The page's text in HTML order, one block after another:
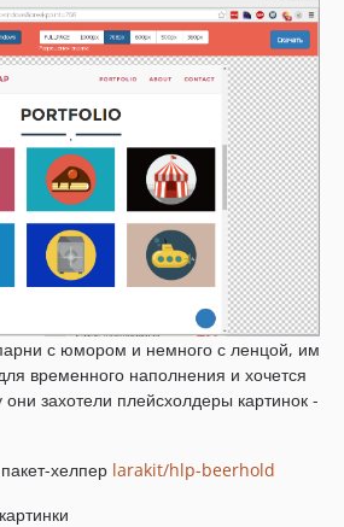
с юмором и немного с ленцой, им
временного наполнения и хочется
они захотели плейсхолдеры картинок -
хелпер larakit/hlp-beerhold